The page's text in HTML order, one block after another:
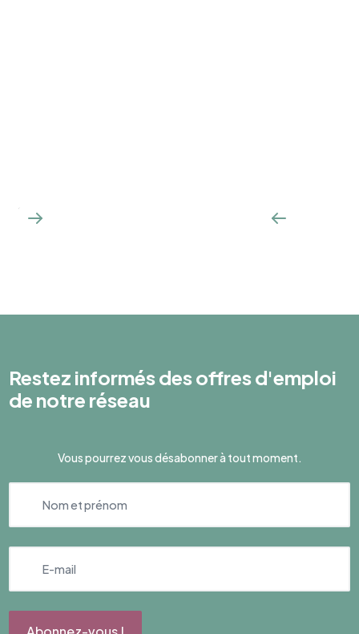
Restez informés des offres d'emploi
de notre réseau
Vous pourrez vous désabonner à tout moment.